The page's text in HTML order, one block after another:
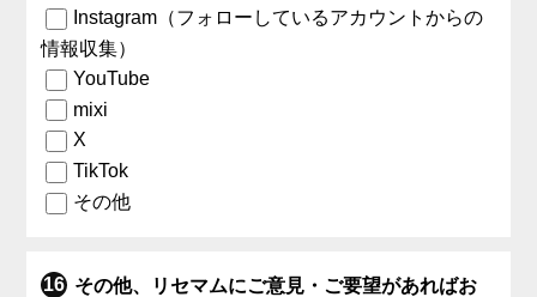
Instagram（フォローしているアカウントからの
情報収集）
YouTube
mixi
X
TikTok
その他
その他、リセマムにご意見・ご要望があればお